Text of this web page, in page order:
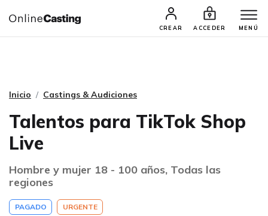
CREAR ACCEDER MENÚ
CASTINGS Y AUDICIONES TALENTOS
Inicio Castings & Audiciones
Talentos para TikTok Shop
Live
Hombre y mujer 18 - 100 años, Todas las
regiones
PAGADO URGENTE